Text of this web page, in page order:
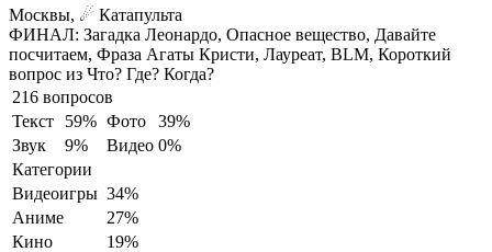
Москвы, ☄ Катапульта
ФИНАЛ: Загадка Леонардо, Опасное вещество, Давайте
посчитаем, Фраза Агаты Кристи, Лауреат, BLM, Короткий
вопрос из Что? Где? Когда?
216 вопросов
Текст
59% Фото
39%
Звук
9% Видео 0%
Категории
Видеоигры 34%
Аниме
27%
Кино
19%